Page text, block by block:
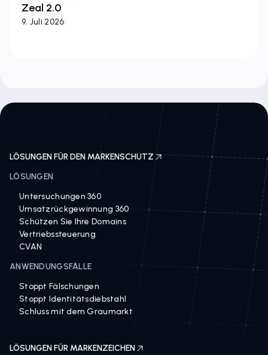
Zeal 2.0
9. Juli 2026
LÖSUNGEN FÜR DEN MARKENSCHUTZ
LÖSUNGEN
Untersuchungen 360
Umsatzrückgewinnung 360
Schützen Sie Ihre Domains
Vertriebssteuerung
CVAN
ANWENDUNGSFÄLLE
Stoppt Fälschungen
Stoppt Identitätsdiebstahl
Schluss mit dem Graumarkt
LÖSUNGEN FÜR MARKENZEICHEN